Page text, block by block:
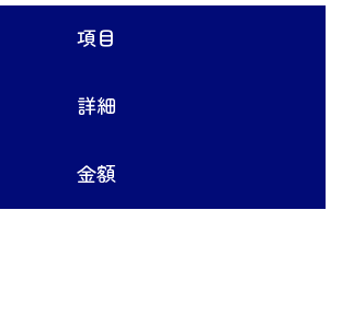
項目
詳細
金額